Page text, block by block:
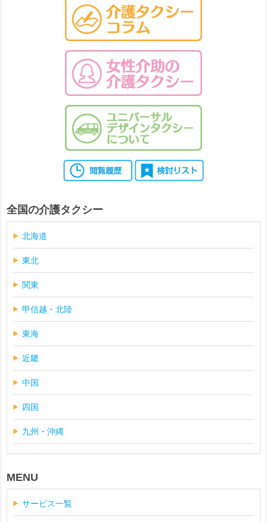
全国の介護タクシー
北海道
東北
関東
甲信越・北陸
東海
近畿
中国
四国
九州・沖縄
MENU
サービス一覧